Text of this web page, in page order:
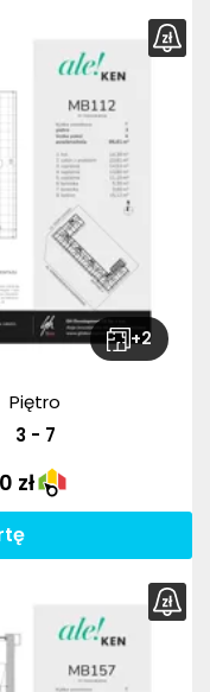
+2
Piętro
3 - 7
zł